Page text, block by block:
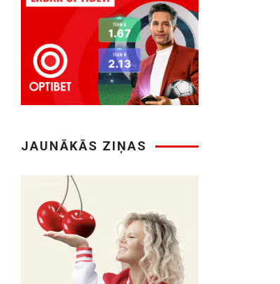
JAUNĀKĀS ZIŅAS